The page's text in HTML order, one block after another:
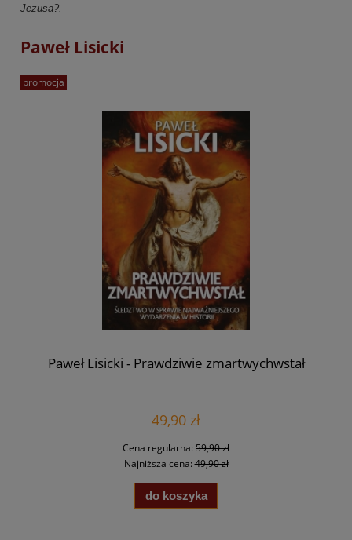
Jezusa?.
Paweł Lisicki
Paweł Lisicki - Prawdziwie zmartwychwstał
49,90 zł
Cena regularna: 59,90 zł
Najniższa cena:49,90 zł
do koszyka
promocja